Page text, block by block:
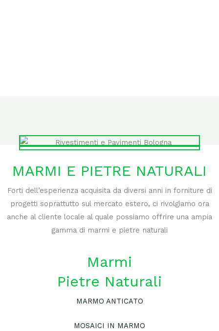
MARMI E PIETRE NATURALI
Forti dell’esperienza acquisita da diversi anni in forniture di
progetti soprattutto sul mercato estero, ci rivolgiamo ora
anche al cliente locale al quale possiamo offrire una ampia
gamma di marmi e pietre naturali
Marmi
Pietre Naturali
MARMO ANTICATO
MOSAICI IN MARMO